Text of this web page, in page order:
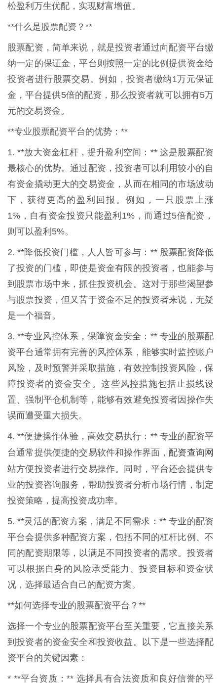
松盈利万生优配，实现财富增值。
**什么是股票配资？**
股票配资，简单来说，就是投资者通过向配资平台缴
纳一定的保证金，平台则按照一定的比例提供资金给
投资者进行股票交易。例如，投资者缴纳1万元保证
金，平台提供5倍的配资，那么投资者就可以拥有5万
元的交易资金。
**专业股票配资平台的优势：**
1. **放大资金杠杆，提升盈利空间：** 这是股票配资
最核心的优势。通过配资，投资者可以利用较小的自
有资金撬动更大的交易资金，从而在相同的市场波动
下，获得更高的盈利回报。例如，一只股票上涨
1%，自有资金投资只能盈利1%，而通过5倍配资，
则可以盈利5%。
2. **降低投资门槛，人人皆可参与：** 股票配资降低
了投资的门槛，即使是资金有限的投资者，也能参与
到股票市场中来，抓住投资机会。这对于那些渴望参
与股票投资，但又苦于资金不足的投资者来说，无疑
是一个福音。
3. **专业风控体系，保障资金安全：** 专业的股票配
资平台通常拥有完善的风控体系，能够实时监控账户
风险，及时预警并采取措施，有效控制投资风险，保
障投资者的资金安全。这些风控措施包括止损线设
置、强制平仓机制等，能够有效避免投资者因操作失
误而遭受重大损失。
4. **便捷操作体验，高效交易执行：** 专业的配资平
台通常提供便捷的交易软件和操作界面，配资查询网
站方便投资者进行交易操作。同时，平台还会提供专
业的投资咨询服务，帮助投资者分析市场行情，制定
投资策略，提高投资成功率。
5. **灵活的配资方案，满足不同需求：** 专业的配资
平台会提供多种配资方案，包括不同的杠杆比例、不
同的配资期限等，以满足不同投资者的需求。投资者
可以根据自身的风险承受能力、投资目标和资金状
况，选择最适合自己的配资方案。
**如何选择专业的股票配资平台？**
选择一个专业的股票配资平台至关重要，它直接关系
到投资者的资金安全和投资收益。以下是一些选择配
资平台的关键因素：
* **平台资质：** 选择具有合法资质和良好信誉的平